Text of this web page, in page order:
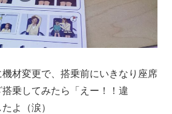
材変更で、搭乗前にいきなり座席
乗してみたら「えー！！違
よ（涙）